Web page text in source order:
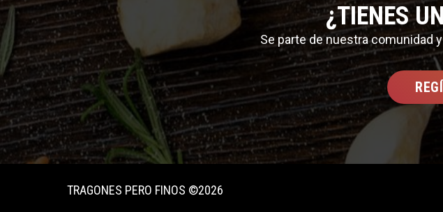
¿TIENES
Se parte de nuestra comunidad
TRAGONES PERO FINOS ©2026